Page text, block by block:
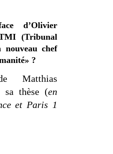
d’Olivier
(Tribunal
chef
?
Matthias
sa thèse (en
et Paris 1